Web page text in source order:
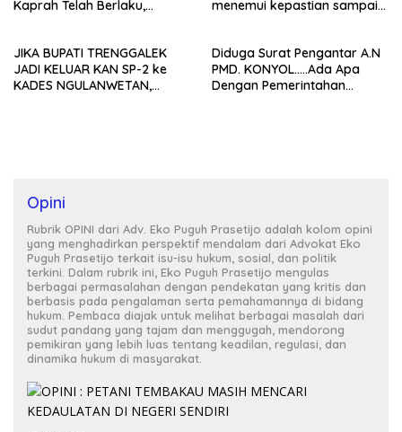
Kaprah Telah Berlaku,
Memperbaiki Kondisi Seperti
Ini
menemui kepastian sampai
JIKA BUPATI TRENGGALEK
JADI KELUAR KAN SP-2 ke
KADES NGULANWETAN,
Diduga Surat Pengantar A.N
PMD. KONYOL…..Ada Apa
Dengan Pemerintahan
Opini
Rubrik OPINI dari Adv. Eko Puguh Prasetijo adalah kolom opini
yang menghadirkan perspektif mendalam dari Advokat Eko
Puguh Prasetijo terkait isu-isu hukum, sosial, dan politik
terkini. Dalam rubrik ini, Eko Puguh Prasetijo mengulas
berbagai permasalahan dengan pendekatan yang kritis dan
berbasis pada pengalaman serta pemahamannya di bidang
hukum. Pembaca diajak untuk melihat berbagai masalah dari
sudut pandang yang tajam dan menggugah, mendorong
pemikiran yang lebih luas tentang keadilan, regulasi, dan
dinamika hukum di masyarakat.